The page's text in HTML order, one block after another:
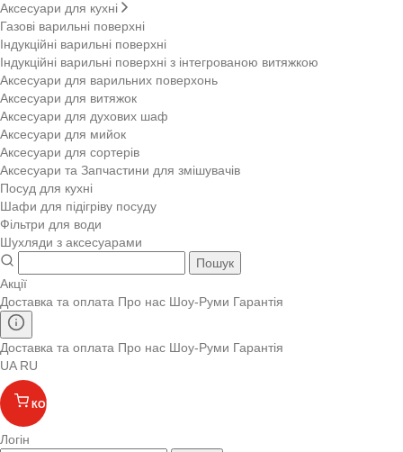
Аксесуари для кухні
Газові варильні поверхні
Індукційні варильні поверхні
Індукційні варильні поверхні з інтегрованою витяжкою
Аксесуари для варильних поверхонь
Аксесуари для витяжок
Аксесуари для духових шаф
Аксесуари для мийок
Аксесуари для сортерів
Аксесуари та Запчастини для змішувачів
Посуд для кухні
Шафи для підігріву посуду
Фільтри для води
Шухляди з аксесуарами
Пошук
Акції
Доставка та оплата Про нас Шоу-Руми Гарантія
Доставка та оплата Про нас Шоу-Руми Гарантія
UA RU
КОШИК
Логін